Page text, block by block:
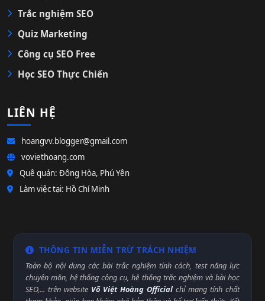
Trắc nghiệm SEO
Quiz Marketing
Công cụ SEO Free
Học SEO Thực Chiến
LIÊN HỆ
hoangvv.blogger@gmail.com
voviethoang.com
Quê quán: Đông Hòa, Phú Yên
Làm việc tại: Hồ Chí Minh
THÔNG TIN MIỄN TRỪ TRÁCH NHIỆM
Toàn bộ nội dung các bài trắc nghiệm tính cách, test năng lực
chuyên môn, hệ thống công cụ, hệ thống trắc nghiệm và bài học
SEO,... trên website Võ Việt Hoàng Official chỉ mang tính chất